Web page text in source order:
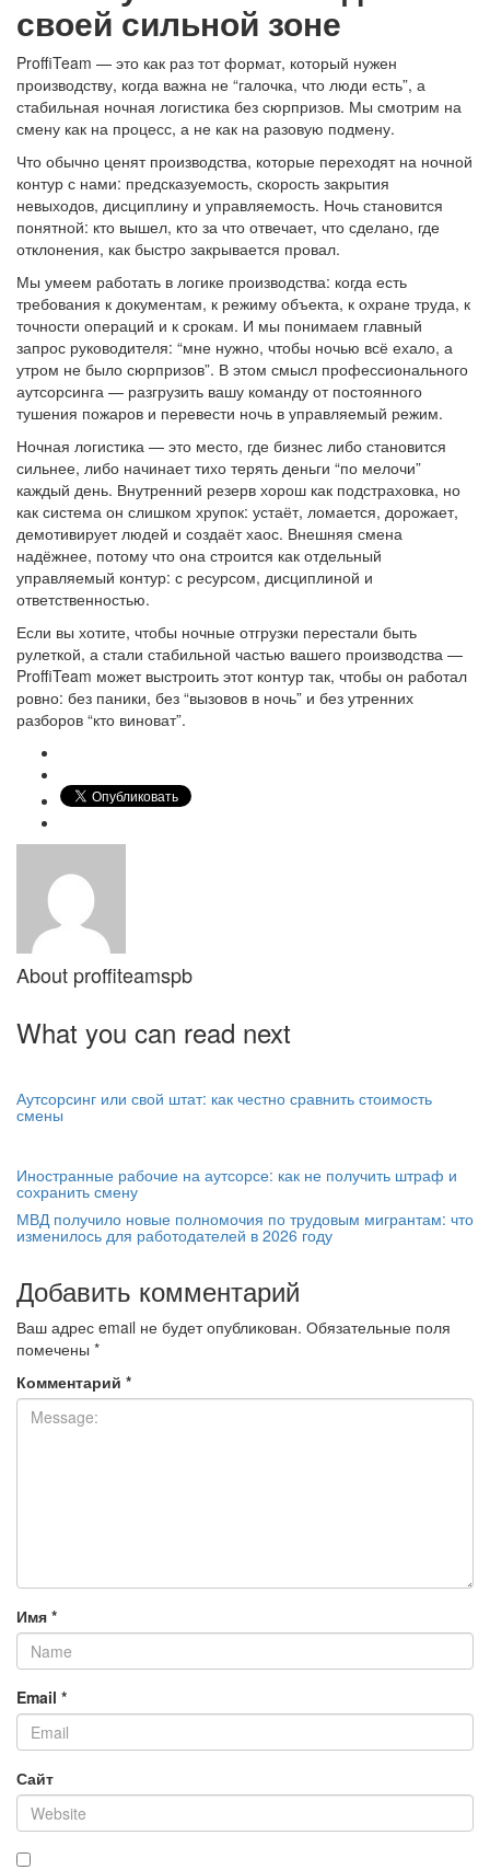
своей сильной зоне
ProffiTeam — это как раз тот формат, который нужен
производству, когда важна не “галочка, что люди есть”, а
стабильная ночная логистика без сюрпризов. Мы смотрим на
смену как на процесс, а не как на разовую подмену.
Что обычно ценят производства, которые переходят на ночной
контур с нами: предсказуемость, скорость закрытия
невыходов, дисциплину и управляемость. Ночь становится
понятной: кто вышел, кто за что отвечает, что сделано, где
отклонения, как быстро закрывается провал.
Мы умеем работать в логике производства: когда есть
требования к документам, к режиму объекта, к охране труда, к
точности операций и к срокам. И мы понимаем главный
запрос руководителя: “мне нужно, чтобы ночью всё ехало, а
утром не было сюрпризов”. В этом смысл профессионального
аутсорсинга — разгрузить вашу команду от постоянного
тушения пожаров и перевести ночь в управляемый режим.
Ночная логистика — это место, где бизнес либо становится
сильнее, либо начинает тихо терять деньги “по мелочи”
каждый день. Внутренний резерв хорош как подстраховка, но
как система он слишком хрупок: устаёт, ломается, дорожает,
демотивирует людей и создаёт хаос. Внешняя смена
надёжнее, потому что она строится как отдельный
управляемый контур: с ресурсом, дисциплиной и
ответственностью.
Если вы хотите, чтобы ночные отгрузки перестали быть
рулеткой, а стали стабильной частью вашего производства —
ProffiTeam может выстроить этот контур так, чтобы он работал
ровно: без паники, без “вызовов в ночь” и без утренних
разборов “кто виноват”.
About proffiteamspb
What you can read next
Аутсорсинг или свой штат: как честно сравнить стоимость
смены
Иностранные рабочие на аутсорсе: как не получить штраф и
сохранить смену
МВД получило новые полномочия по трудовым мигрантам: что
изменилось для работодателей в 2026 году
Добавить комментарий
Ваш адрес email не будет опубликован. Обязательные поля
помечены *
Комментарий *
Имя *
Email *
Сайт